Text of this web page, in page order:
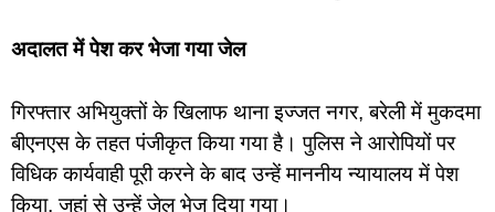
अदालत में पेश कर भेजा गया जेल
गिरफ्तार अभियुक्तों के खिलाफ थाना इज्जत नगर, बरेली में मुकदमा
बीएनएस के तहत पंजीकृत किया गया है। पुलिस ने आरोपियों पर
विधिक कार्यवाही पूरी करने के बाद उन्हें माननीय न्यायालय में पेश
किया, जहां से उन्हें जेल भेज दिया गया।